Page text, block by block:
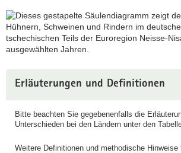
v
i
g
n
Erläuterungen und Definitionen
Bitte beachten Sie gegebenenfalls die
Unterschieden bei den Ländern unter den
Weitere Definitionen und methodische Hinweise